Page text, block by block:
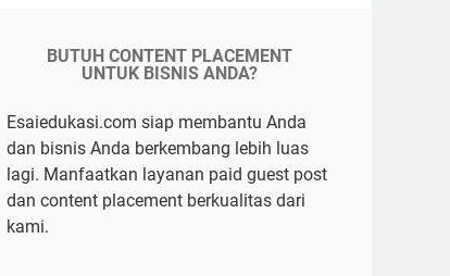
BUTUH CONTENT PLACEMENT
UNTUK BISNIS ANDA?
Esaiedukasi.com siap membantu Anda
dan bisnis Anda berkembang lebih luas
lagi. Manfaatkan layanan paid guest post
dan content placement berkualitas dari
kami.